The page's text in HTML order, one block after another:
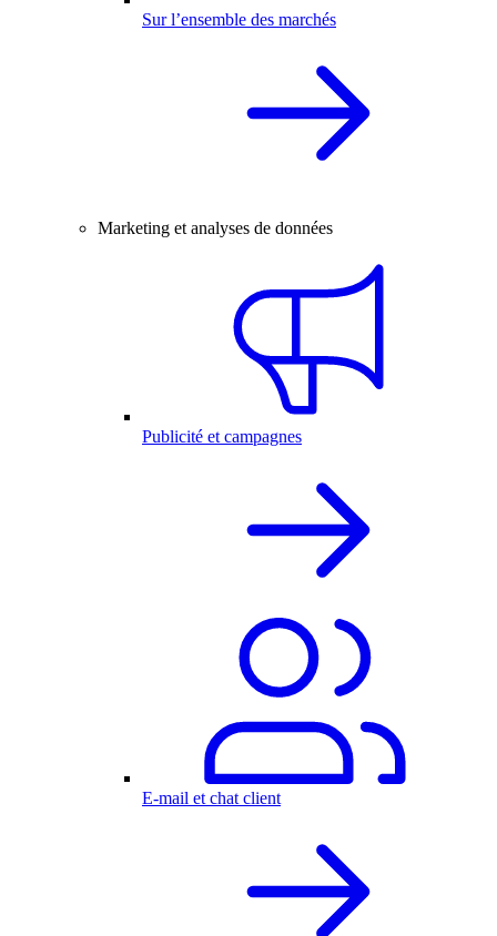
Sur l’ensemble des marchés
Marketing et analyses de données
Publicité et campagnes
E-mail et chat client